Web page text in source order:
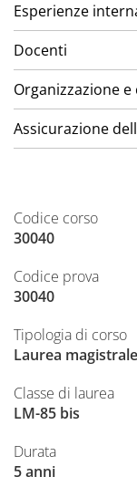
Esperienze
Docenti
Organizzazione
Assicurazione
Codice corso
30040
Codice prova
30040
Tipologia di corso
Laurea
Classe di laurea
LM-85 bis
Durata
5 anni